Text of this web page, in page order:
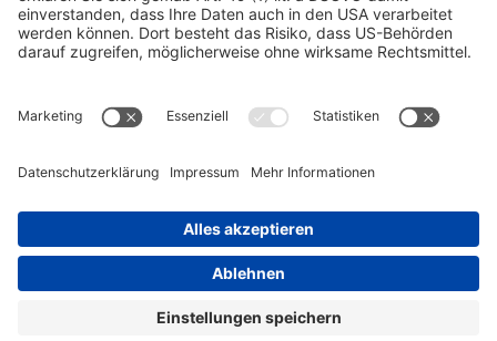
RECHTLICHE INFORMATIONEN